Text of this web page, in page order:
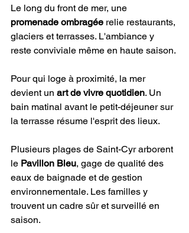
Le long du front de mer, une
promenade ombragée relie restaurants,
glaciers et terrasses. L'ambiance y
reste conviviale même en haute saison.
Pour qui loge à proximité, la mer
devient un art de vivre quotidien. Un
bain matinal avant le petit-déjeuner sur
la terrasse résume l'esprit des lieux.
Plusieurs plages de Saint-Cyr arborent
le Pavillon Bleu, gage de qualité des
eaux de baignade et de gestion
environnementale. Les familles y
trouvent un cadre sûr et surveillé en
saison.